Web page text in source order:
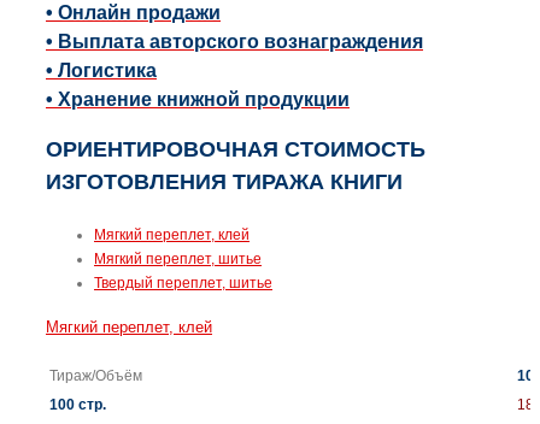
• Онлайн продажи
• Выплата авторского вознаграждения
• Логистика
• Хранение книжной продукции
ОРИЕНТИРОВОЧНАЯ СТОИМОСТЬ
ИЗГОТОВЛЕНИЯ ТИРАЖА КНИГИ
Мягкий переплет, клей
Мягкий переплет, шитье
Твердый переплет, шитье
Мягкий переплет, клей
Тираж/Объём
100 стр.